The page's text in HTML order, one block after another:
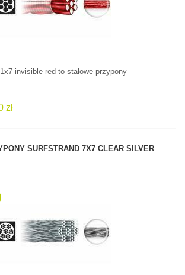
invisible red to stalowe przypony
zł
SURFSTRAND 7X7 CLEAR SILVER